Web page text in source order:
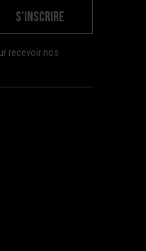
S'INSCRIRE
recevoir nos